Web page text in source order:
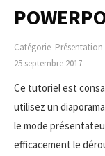
Catégorie
25 septembre 2017
Ce tutoriel est
utilisez un
le mode
efficacement le